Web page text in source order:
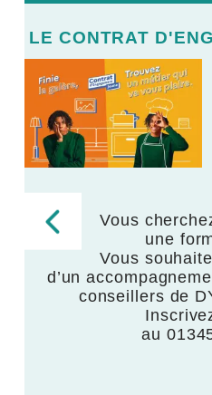
LE CONTRAT
Vous
une
Vous
d’un
conseillers de
au